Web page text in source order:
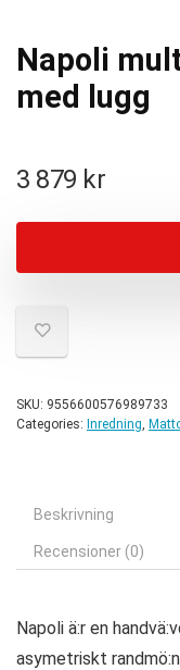
Napoli
med lugg
3 879 kr
SKU: 9556600576989733
Categories: Inredning,
Beskrivning
Recensioner (0)
Napoli ä:r en
asymetriskt